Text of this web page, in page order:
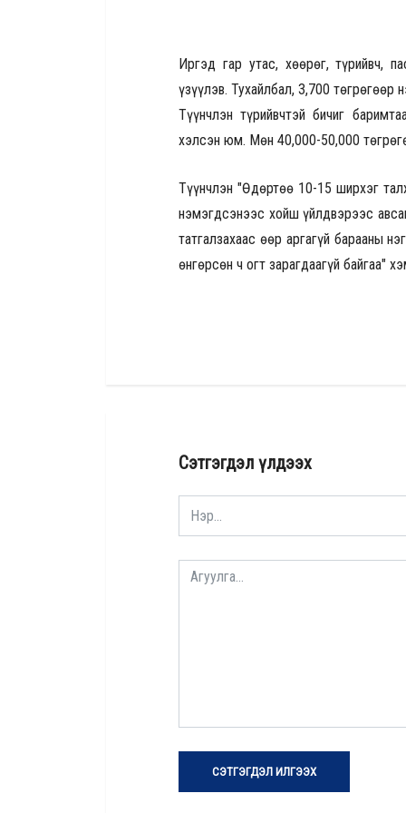
Иргэд гар утас, хөөрөг, түрийвч,
үзүүлэв. Тухайлбал, 3,700 төгрөгөөр
Түүнчлэн түрийвчтэй бичиг
хэлсэн юм. Мөн 40,000-50,000
Түүнчлэн "Өдөртөө 10-15 ширхэг
нэмэгдсэнээс хойш үйлдвэрээс
татгалзахаас өөр аргагүй барааны
өнгөрсөн ч огт зарагдаагүй байгаа"
Сэтгэгдэл үлдээх
СЭТГЭГДЭЛ ИЛГЭЭХ